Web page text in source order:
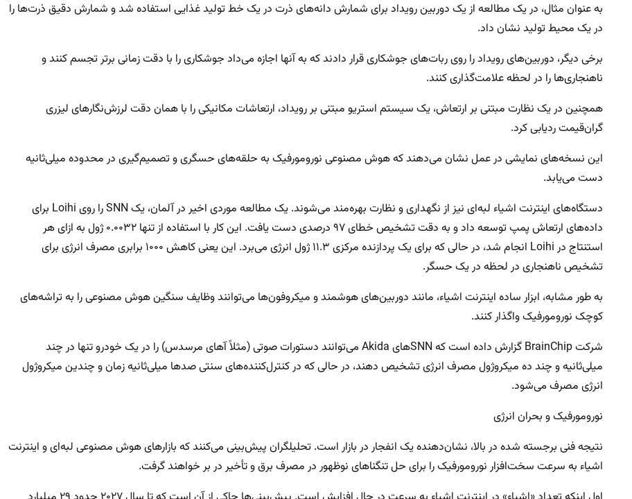
به عنوان مثال، در یک مطالعه از یک دوربین رویداد برای شمارش دانه‌های ذرت در یک خط تولید غذایی استفاده شد و شمارش دقیق ذرت‌ها را
در یک محیط تولید نشان داد.
برخی دیگر، دوربین‌های رویداد را روی ربات‌های جوشکاری قرار دادند که به آنها اجازه می‌داد جوشکاری را با دقت زمانی برتر تجسم کنند و
ناهنجاری‌ها را در لحظه علامت‌گذاری کنند.
همچنین در یک نظارت مبتنی بر ارتعاش، یک سیستم استریو مبتنی بر رویداد، ارتعاشات مکانیکی را با همان دقت لرزش‌نگارهای لیزری
گران‌قیمت ردیابی کرد.
این نسخه‌های نمایشی در عمل نشان می‌دهند که هوش مصنوعی نورومورفیک به حلقه‌های حسگری و تصمیم‌گیری در محدوده میلی‌ثانیه
دست می‌یابد.
دستگاه‌های اینترنت اشیاء لبه‌ای نیز از نگهداری و نظارت بهره‌مند می‌شوند. یک مطالعه موردی اخیر در آلمان، یک SNN را روی Loihi برای
داده‌های ارتعاش پمپ توسعه داد و به دقت تشخیص خطای ۹۷ درصدی دست یافت. این کار با استفاده از تنها ۰.۰۰۳۲ ژول به ازای هر
استنتاج در Loihi انجام شد، در حالی که برای یک پردازنده مرکزی ۱۱.۳ ژول انرژی می‌برد. این یعنی کاهش ۱۰۰۰ برابری مصرف انرژی برای
تشخیص ناهنجاری در لحظه در یک حسگر.
به طور مشابه، ابزار ساده اینترنت اشیاء، مانند دوربین‌های هوشمند و میکروفون‌ها می‌توانند وظایف سنگین هوش مصنوعی را به تراشه‌های
کوچک نورومورفیک واگذار کنند.
شرکت BrainChip گزارش داده است که SNNهای Akida می‌توانند دستورات صوتی (مثلاً آهای مرسدس) را در یک خودرو تنها در چند
میلی‌ثانیه و چند ده میکروژول مصرف انرژی تشخیص دهند، در حالی که در کنترل‌کننده‌های سنتی صدها میلی‌ثانیه زمان و چندین میکروژول
انرژی مصرف می‌شود.
نورومورفیک و بحران انرژی
نتیجه فنی برجسته شده در بالا، نشان‌دهنده یک انفجار در بازار است. تحلیلگران پیش‌بینی می‌کنند که بازارهای هوش مصنوعی لبه‌ای و اینترنت
اشیاء به سرعت سخت‌افزار نورومورفیک را برای حل تنگناهای نوظهور در مصرف برق و تأخیر در بر خواهند گرفت.